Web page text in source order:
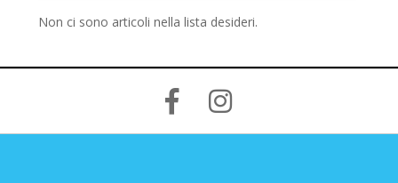
Non ci sono articoli nella lista desideri.